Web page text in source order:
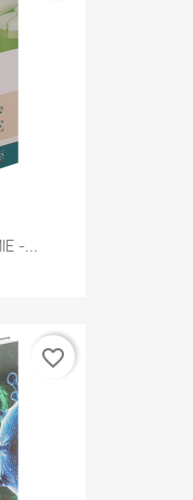
-...
favorite_border